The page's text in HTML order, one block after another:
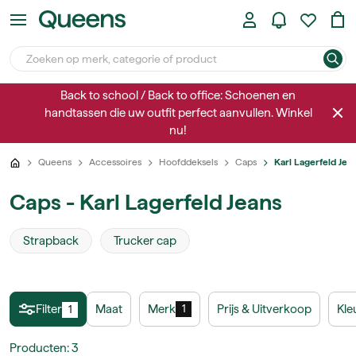
Back to school / Back to office: Schoenen en
handtassen die uw outfit perfect aanvullen. Winkel
nu!
Queens Accessoires Hoofddeksels Caps Karl Lagerfeld
Caps - Karl Lagerfeld Jeans
Strapback Trucker cap
Filter 1 Maat Merk 1 Prijs & Uitverkoop
Producten:3